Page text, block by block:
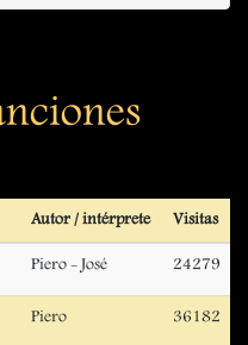
Autor / intérprete Visitas
Piero - José 24279
Piero 36182